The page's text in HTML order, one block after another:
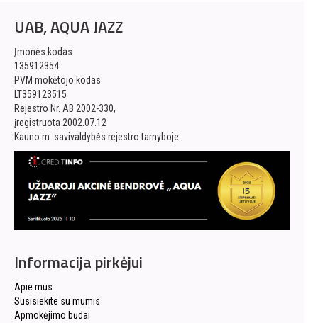
UAB, AQUA JAZZ
Įmonės kodas
135912354
PVM mokėtojo kodas
LT359123515
Rejestro Nr. AB 2002-330,
įregistruota 2002.07.12
Kauno m. savivaldybės rejestro tarnyboje
Informacija pirkėjui
Apie mus
Susisiekite su mumis
Apmokėjimo būdai